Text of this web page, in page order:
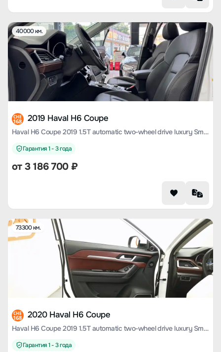
40000 км.
CHE
168 2019 Haval H6 Coupe
Haval H6 Coupe 2019 1.5T automatic two-wheel drive luxury Smart Union edition Country VI
Гарантия 1 - 3 года
от3 186 700₽
73300 км.
CHE
168 2020 Haval H6 Coupe
Haval H6 Coupe 2019 1.5T automatic two-wheel drive luxury Smart Union edition Country VI
Гарантия 1 - 3 года